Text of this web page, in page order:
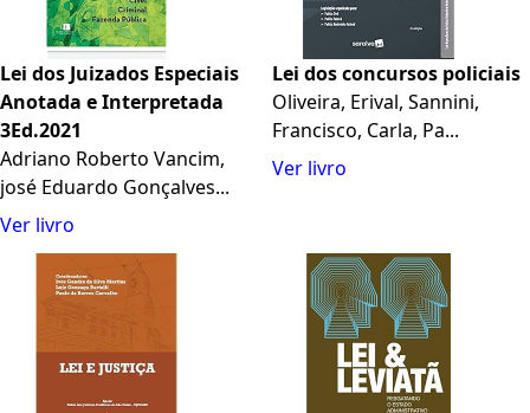
Lei dos Juizados Especiais
Anotada e Interpretada
3Ed.2021
Adriano Roberto Vancim,
josé Eduardo Gonçalves...
Ver livro
Lei dos concursos policiais
Oliveira, Erival, Sannini,
Francisco, Carla, Pa...
Ver livro